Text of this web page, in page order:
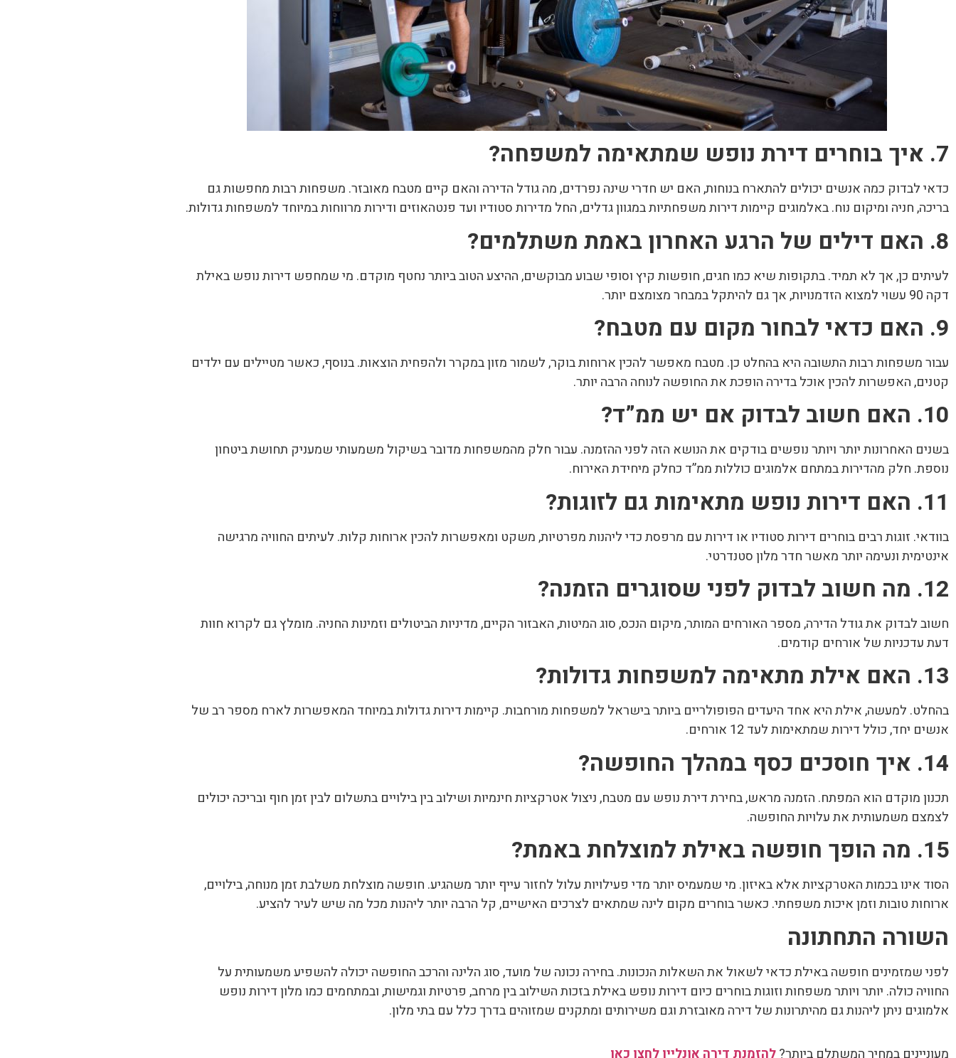
7. איך בוחרים דירת נופש שמתאימה למשפחה?
כדאי לבדוק כמה אנשים יכולים להתארח בנוחות, האם יש חדרי שינה נפרדים, מה גודל הדירה והאם קיים מטבח מאובזר. משפחות רבות מחפשות גם
בריכה, חניה ומיקום נוח. באלמוגים קיימות דירות משפחתיות במגוון גדלים, החל מדירות סטודיו ועד פנטהאוזים ודירות מרווחות במיוחד למשפחות גדולות.
8. האם דילים של הרגע האחרון באמת משתלמים?
לעיתים כן, אך לא תמיד. בתקופות שיא כמו חגים, חופשות קיץ וסופי שבוע מבוקשים, ההיצע הטוב ביותר נחטף מוקדם. מי שמחפש דירות נופש באילת
דקה 90 עשוי למצוא הזדמנויות, אך גם להיתקל במבחר מצומצם יותר.
9. האם כדאי לבחור מקום עם מטבח?
עבור משפחות רבות התשובה היא בהחלט כן. מטבח מאפשר להכין ארוחות בוקר, לשמור מזון במקרר ולהפחית הוצאות. בנוסף, כאשר מטיילים עם ילדים
קטנים, האפשרות להכין אוכל בדירה הופכת את החופשה לנוחה הרבה יותר.
10. האם חשוב לבדוק אם יש ממ”ד?
בשנים האחרונות יותר ויותר נופשים בודקים את הנושא הזה לפני ההזמנה. עבור חלק מהמשפחות מדובר בשיקול משמעותי שמעניק תחושת ביטחון
נוספת. חלק מהדירות במתחם אלמוגים כוללות ממ”ד כחלק מיחידת האירוח.
11. האם דירות נופש מתאימות גם לזוגות?
בוודאי. זוגות רבים בוחרים דירות סטודיו או דירות עם מרפסת כדי ליהנות מפרטיות, משקט ומאפשרות להכין ארוחות קלות. לעיתים החוויה מרגישה
אינטימית ונעימה יותר מאשר חדר מלון סטנדרטי.
12. מה חשוב לבדוק לפני שסוגרים הזמנה?
חשוב לבדוק את גודל הדירה, מספר האורחים המותר, מיקום הנכס, סוג המיטות, האבזור הקיים, מדיניות הביטולים וזמינות החניה. מומלץ גם לקרוא חוות
דעת עדכניות של אורחים קודמים.
13. האם אילת מתאימה למשפחות גדולות?
בהחלט. למעשה, אילת היא אחד היעדים הפופולריים ביותר בישראל למשפחות מורחבות. קיימות דירות גדולות במיוחד המאפשרות לארח מספר רב של
אנשים יחד, כולל דירות שמתאימות לעד 12 אורחים.
14. איך חוסכים כסף במהלך החופשה?
תכנון מוקדם הוא המפתח. הזמנה מראש, בחירת דירת נופש עם מטבח, ניצול אטרקציות חינמיות ושילוב בין בילויים בתשלום לבין זמן חוף ובריכה יכולים
לצמצם משמעותית את עלויות החופשה.
15. מה הופך חופשה באילת למוצלחת באמת?
הסוד אינו בכמות האטרקציות אלא באיזון. מי שמעמיס יותר מדי פעילויות עלול לחזור עייף יותר משהגיע. חופשה מוצלחת משלבת זמן מנוחה, בילויים,
ארוחות טובות וזמן איכות משפחתי. כאשר בוחרים מקום לינה שמתאים לצרכים האישיים, קל הרבה יותר ליהנות מכל מה שיש לעיר להציע.
השורה התחתונה
לפני שמזמינים חופשה באילת כדאי לשאול את השאלות הנכונות. בחירה נכונה של מועד, סוג הלינה והרכב החופשה יכולה להשפיע משמעותית על
החוויה כולה. יותר ויותר משפחות וזוגות בוחרים כיום דירות נופש באילת בזכות השילוב בין מרחב, פרטיות וגמישות, ובמתחמים כמו מלון דירות נופש
אלמוגים ניתן ליהנות גם מהיתרונות של דירה מאובזרת וגם משירותים ומתקנים שמזוהים בדרך כלל עם בתי מלון.
מעוניינים במחיר המשתלם ביותר?להזמנת דירה אונליין לחצו כאן